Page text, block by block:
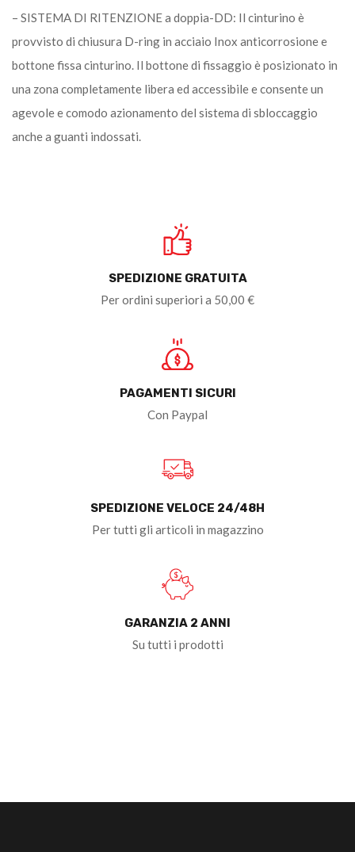
– SISTEMA DI RITENZIONE a doppia-DD: Il cinturino è
provvisto di chiusura D-ring in acciaio Inox anticorrosione e
bottone fissa cinturino. Il bottone di fissaggio è posizionato in
una zona completamente libera ed accessibile e consente un
agevole e comodo azionamento del sistema di sbloccaggio
anche a guanti indossati.
SPEDIZIONE GRATUITA
Per ordini superiori a 50,00 €
PAGAMENTI SICURI
Con Paypal
SPEDIZIONE VELOCE 24/48H
Per tutti gli articoli in magazzino
GARANZIA 2 ANNI
Su tutti i prodotti